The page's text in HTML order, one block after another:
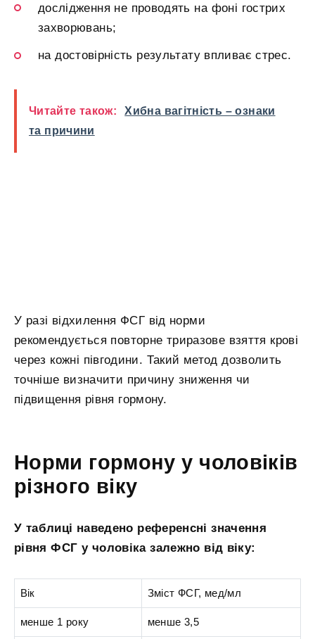
дослідження не проводять на фоні гострих
захворювань;
на достовірність результату впливає стрес.
Читайте також:
Хибна вагітність – ознаки
та причини
У разі відхилення ФСГ від норми
рекомендується повторне триразове взяття крові
через кожні півгодини. Такий метод дозволить
точніше визначити причину зниження чи
підвищення рівня гормону.
Норми гормону у чоловіків
різного віку
У таблиці наведено референсні значення
рівня ФСГ у чоловіка залежно від віку:
Вік Зміст ФСГ, мед/мл
менше 1 року менше 3,5